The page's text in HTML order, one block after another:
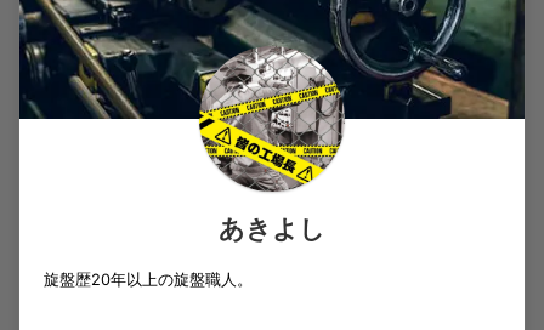
あきよし
旋盤歴20年以上の旋盤職人。